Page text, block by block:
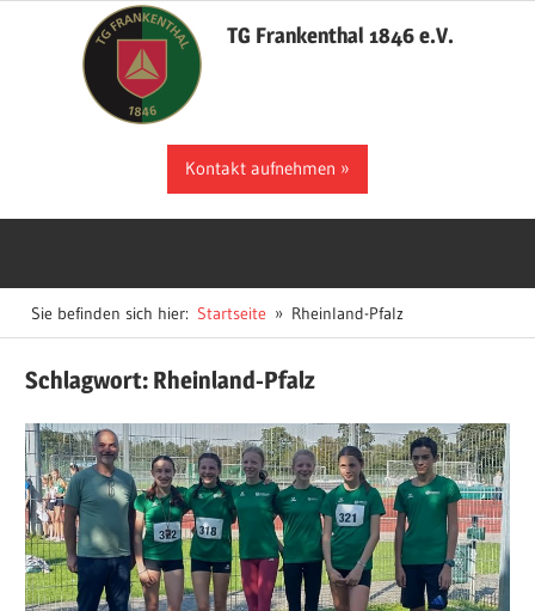
TG Frankenthal 1846 e.V.
Kontakt aufnehmen
Sie befinden sich hier: Startseite Rheinland-Pfalz
Schlagwort: Rheinland-Pfalz